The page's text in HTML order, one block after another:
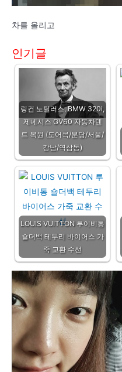
차를 올리고
인기글
링컨 노틸러스, BMW 320i,
제네시스 GV60 자동차덴
트 복원 (도어콕/분당/서울/
강남/역삼동)
LOUIS VUITTON 루이비통
숄더백 테두리 바이어스 가
죽 교환 수선